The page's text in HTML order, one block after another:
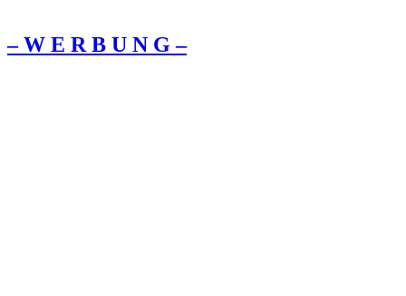
– W Ε R Β U Ν G –